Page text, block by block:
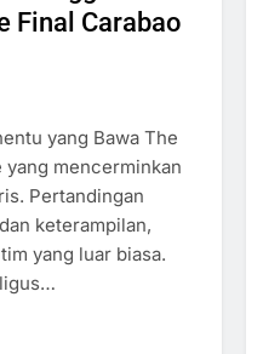
Final Carabao
yang Bawa The
yang mencerminkan
Pertandingan
keterampilan,
yang luar biasa.